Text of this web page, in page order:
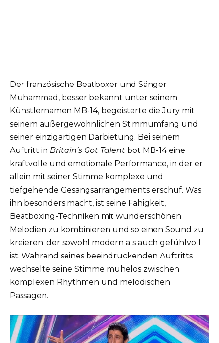
Der französische Beatboxer und Sänger
Muhammad, besser bekannt unter seinem
Künstlernamen MB-14, begeisterte die Jury mit
seinem außergewöhnlichen Stimmumfang und
seiner einzigartigen Darbietung. Bei seinem
Auftritt in Britain’s Got Talent bot MB-14 eine
kraftvolle und emotionale Performance, in der er
allein mit seiner Stimme komplexe und
tiefgehende Gesangsarrangements erschuf. Was
ihn besonders macht, ist seine Fähigkeit,
Beatboxing-Techniken mit wunderschönen
Melodien zu kombinieren und so einen Sound zu
kreieren, der sowohl modern als auch gefühlvoll
ist. Während seines beeindruckenden Auftritts
wechselte seine Stimme mühelos zwischen
komplexen Rhythmen und melodischen
Passagen.